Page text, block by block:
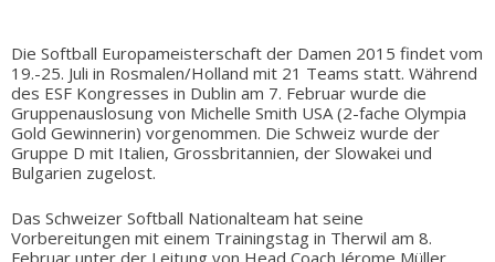
Die Softball Europameisterschaft der Damen 2015 findet vom
19.-25. Juli in Rosmalen/Holland mit 21 Teams statt. Während
des ESF Kongresses in Dublin am 7. Februar wurde die
Gruppenauslosung von Michelle Smith USA (2-fache Olympia
Gold Gewinnerin) vorgenommen. Die Schweiz wurde der
Gruppe D mit Italien, Grossbritannien, der Slowakei und
Bulgarien zugelost.
Das Schweizer Softball Nationalteam hat seine
Vorbereitungen mit einem Trainingstag in Therwil am 8.
Februar unter der Leitung von Head Coach Jérome Müller